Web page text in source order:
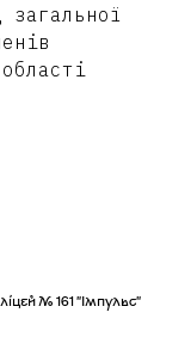
загальної
№ 161 "Імпульс"